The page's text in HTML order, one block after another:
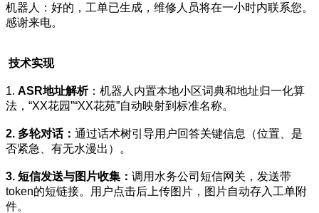
机器人：好的，工单已生成，维修人员将在一小时内联系您。
感谢来电。
技术实现
1. ASR地址解析：机器人内置本地小区词典和地址归一化算
法，“XX花园”“XX花苑”自动映射到标准名称。
2. 多轮对话： 通过话术树引导用户回答关键信息（位置、是
否紧急、有无水漫出）。
3. 短信发送与图片收集： 调用水务公司短信网关，发送带
token的短链接。用户点击后上传图片，图片自动存入工单附
件。